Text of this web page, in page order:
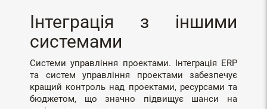
Інтеграція з іншими
системами
Системи управління проектами. Інтеграція ERP
та систем управління проектами забезпечує
кращий контроль над проектами, ресурсами та
бюджетом, що значно підвищує шанси на